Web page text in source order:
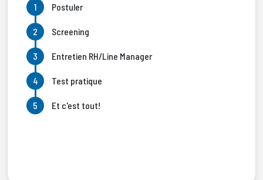
Postuler
Screening
Entretien RH/Line Manager
Test pratique
Et c'est tout!